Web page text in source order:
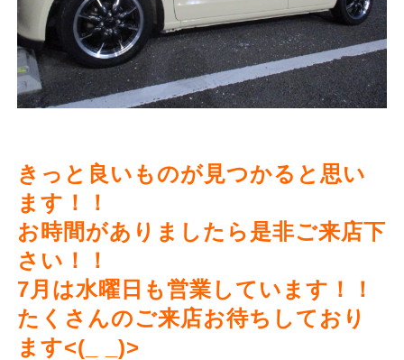
きっと良いものが見つかると思い
ます！！
お時間がありましたら是非ご来店下
さい！！
7月は水曜日も営業しています！！
たくさんのご来店お待ちしており
ます<(_ _)>